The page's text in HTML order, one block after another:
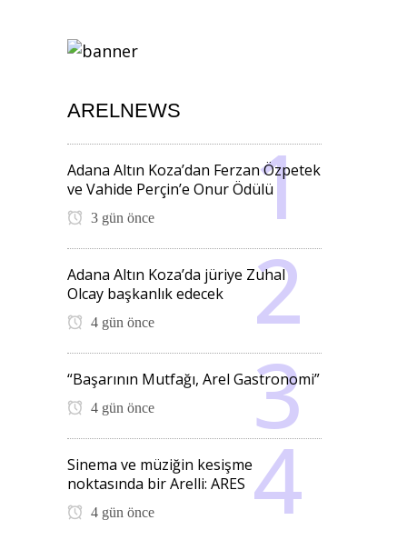
ARELNEWS
Adana Altın Koza’dan Ferzan Özpetek
ve Vahide Perçin’e Onur Ödülü
3 gün önce
Adana Altın Koza’da jüriye Zuhal
Olcay başkanlık edecek
4 gün önce
“Başarının Mutfağı, Arel Gastronomi”
4 gün önce
Sinema ve müziğin kesişme
noktasında bir Arelli: ARES
4 gün önce